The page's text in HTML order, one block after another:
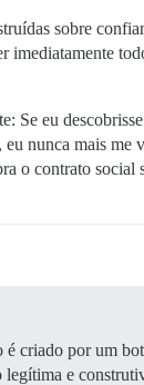
sobre
imediatamente
Se eu
nunca mais me
o contrato social
é criado por um
legítima e